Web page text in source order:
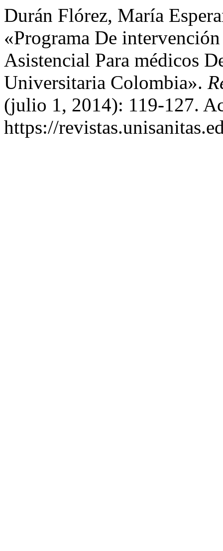
Durán Flórez, María
«Programa De
Asistencial Para médicos
Universitaria Colombia».
(julio 1, 2014): 119-127.
https://